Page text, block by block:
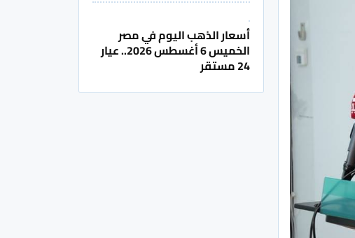
أسعار الذهب اليوم في مصر
الخميس 6 أغسطس 2026.. عيار
24 مستقر